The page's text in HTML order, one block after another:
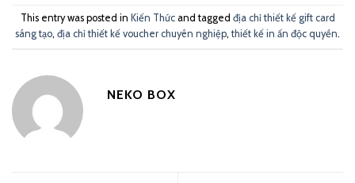
This entry was posted in Kiến Thứcand tagged địa chỉ thiết kế gift card
sáng tạo, địa chỉ thiết kế voucher chuyên nghiệp,thiết kế in ấn độc quyền.
NEKO BOX